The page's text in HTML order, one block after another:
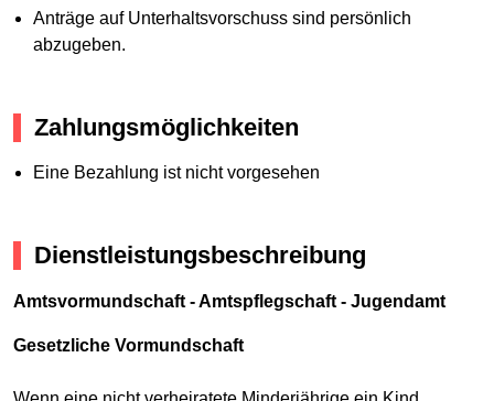
Anträge auf Unterhaltsvorschuss sind persönlich
abzugeben.
Zahlungsmöglichkeiten
Eine Bezahlung ist nicht vorgesehen
Dienstleistungsbeschreibung
Amtsvormundschaft - Amtspflegschaft - Jugendamt
Gesetzliche Vormundschaft